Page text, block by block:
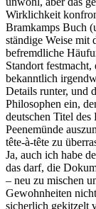
Wirklichkeit
Bramkamps Buch
ständige Weise mit
befremdliche
Standort
bekanntlich
Details runter, und
Philosophen ein,
deutschen Titel
Peenemünde
tête-à-tête zu
Ja, auch ich habe
das darf, die
– neu zu mischen
Gewohnheiten
sicherlich gekitzelt